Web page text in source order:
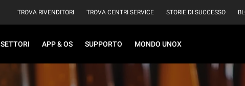
TROVA RIVENDITORI TROVA CENTRI SERVICE STORIE DI SUCCESSO
SETTORI APP & OS SUPPORTO MONDO UNOX